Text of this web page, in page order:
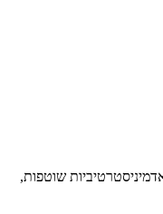
שוטפות,